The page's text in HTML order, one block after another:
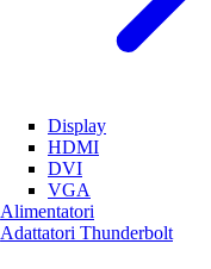
Display
HDMI
DVI
VGA
Alimentatori
Adattatori Thunderbolt